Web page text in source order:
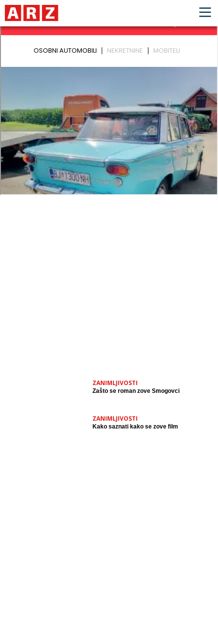
ZANIMLJIVOSTI
Zašto se roman zove Smogovci
ZANIMLJIVOSTI
Kako saznati kako se zove film